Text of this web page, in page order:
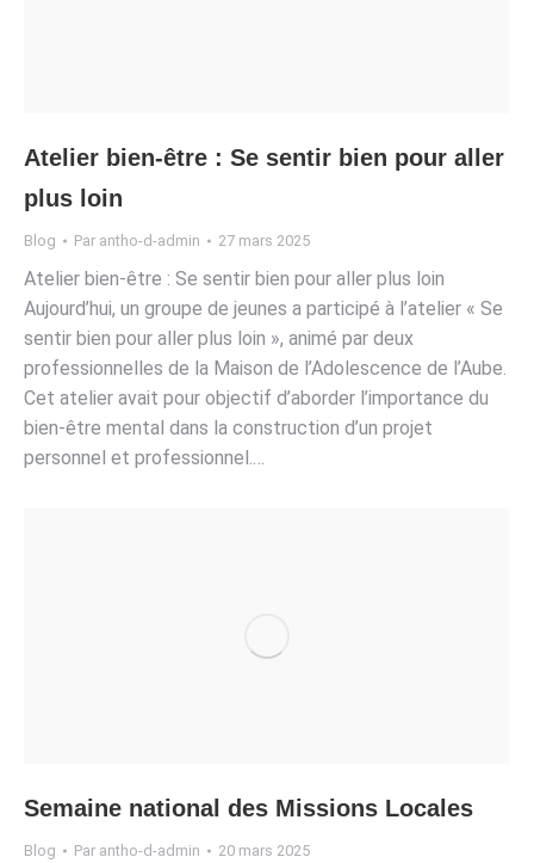
Atelier bien-être : Se sentir bien pour aller
plus loin
Blog Par antho-d-admin 27 mars 2025
Atelier bien-être : Se sentir bien pour aller plus loin
Aujourd’hui, un groupe de jeunes a participé à l’atelier « Se
sentir bien pour aller plus loin », animé par deux
professionnelles de la Maison de l’Adolescence de l’Aube.
Cet atelier avait pour objectif d’aborder l’importance du
bien-être mental dans la construction d’un projet
personnel et professionnel.…
Semaine national des Missions Locales
Blog Par antho-d-admin 20 mars 2025